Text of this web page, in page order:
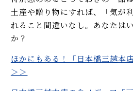
土産や贈り物にすれば、「気が
れること間違いなし。あなたは
か？
ほかにもある！「日本橋三越本
＞＞